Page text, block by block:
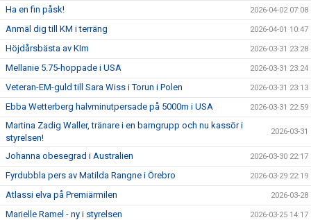
Ha en fin påsk! 2026-04-02 07:08
Anmäl dig till KM i terräng 2026-04-01 10:47
Höjdårsbästa av KIm 2026-03-31 23:28
Mellanie 5.75-hoppade i USA 2026-03-31 23:24
Veteran-EM-guld till Sara Wiss i Torun i Polen 2026-03-31 23:13
Ebba Wetterberg halvminutpersade på 5000m i USA 2026-03-31 22:59
Martina Zadig Waller, tränare i en barngrupp och nu kassör i
styrelsen!
2026-03-31
Johanna obesegrad i Australien 2026-03-30 22:17
Fyrdubbla pers av Matilda Rangne i Örebro 2026-03-29 22:19
Atlassi elva på Premiärmilen 2026-03-28
Marielle Ramel - ny i styrelsen 2026-03-25 14:17